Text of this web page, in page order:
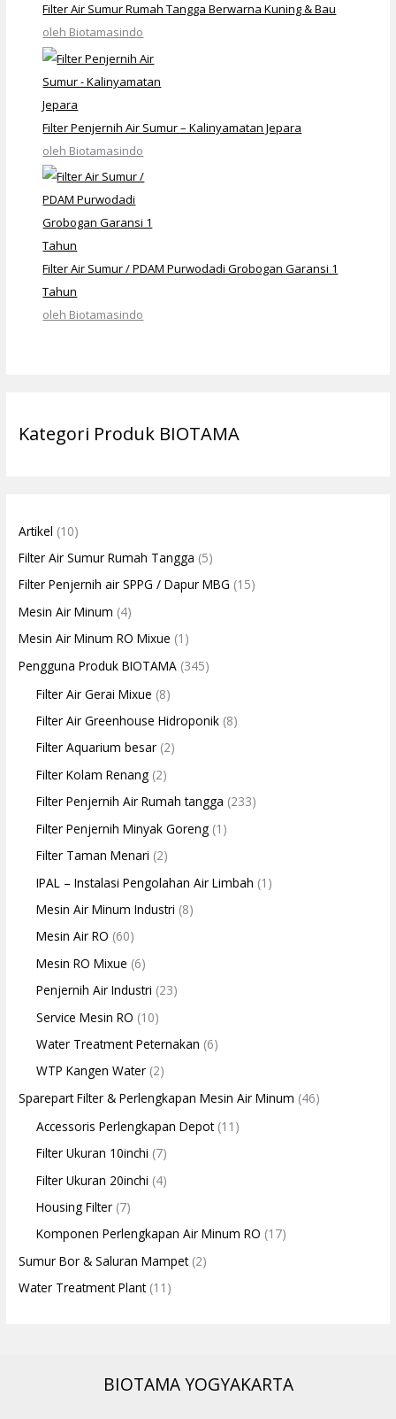
Filter Air Sumur Rumah Tangga Berwarna Kuning & Bau
oleh Biotamasindo
Filter Penjernih Air Sumur – Kalinyamatan Jepara
oleh Biotamasindo
Filter Air Sumur / PDAM Purwodadi Grobogan Garansi 1
Tahun
oleh Biotamasindo
Kategori Produk BIOTAMA
Artikel (10)
Filter Air Sumur Rumah Tangga (5)
Filter Penjernih air SPPG / Dapur MBG (15)
Mesin Air Minum (4)
Mesin Air Minum RO Mixue (1)
Pengguna Produk BIOTAMA (345)
Filter Air Gerai Mixue (8)
Filter Air Greenhouse Hidroponik (8)
Filter Aquarium besar (2)
Filter Kolam Renang (2)
Filter Penjernih Air Rumah tangga (233)
Filter Penjernih Minyak Goreng (1)
Filter Taman Menari (2)
IPAL – Instalasi Pengolahan Air Limbah (1)
Mesin Air Minum Industri (8)
Mesin Air RO (60)
Mesin RO Mixue (6)
Penjernih Air Industri (23)
Service Mesin RO (10)
Water Treatment Peternakan (6)
WTP Kangen Water (2)
Sparepart Filter & Perlengkapan Mesin Air Minum (46)
Accessoris Perlengkapan Depot(11)
Filter Ukuran 10inchi (7)
Filter Ukuran 20inchi (4)
Housing Filter (7)
Komponen Perlengkapan Air Minum RO (17)
Sumur Bor & Saluran Mampet(2)
Water Treatment Plant(11)
BIOTAMA YOGYAKARTA